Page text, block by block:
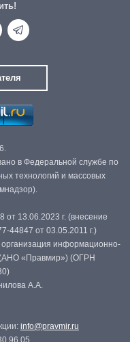
в Федеральной службе по
технологий и массовых
13.06.2023 г. (внесение
44847 от 03.05.2011 г.)
информационно-
«Правмир») (ОГРН
А.А.
info@pravmir.ru